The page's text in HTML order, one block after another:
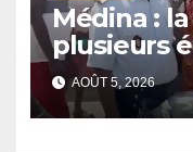
Médina :
plusieurs
opération
AOÛT 5, 2026